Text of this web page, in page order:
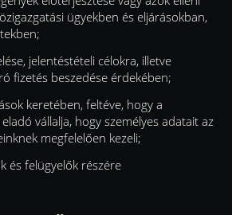
ügyekben és eljárásokban,
jelentéstételi célokra, illetve
fizetés beszedése érdekében;
keretében, feltéve, hogy a
vállalja, hogy személyes adatait az
megfelelően kezeli;
és felügyelők részére